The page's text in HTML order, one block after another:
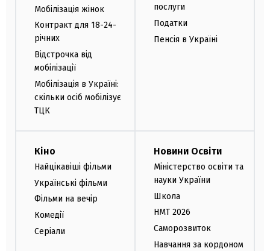
Мобілізація жінок
Контракт для 18-24-
річних
Відстрочка від
мобілізації
Мобілізація в Україні:
скільки осіб мобілізує
ТЦК
послуги
Податки
Пенсія в Україні
Кіно
Найцікавіші фільми
Українські фільми
Фільми на вечір
Комедії
Серіали
Новини Освіти
Міністерство освіти та
науки України
Школа
НМТ 2026
Саморозвиток
Навчання за кордоном